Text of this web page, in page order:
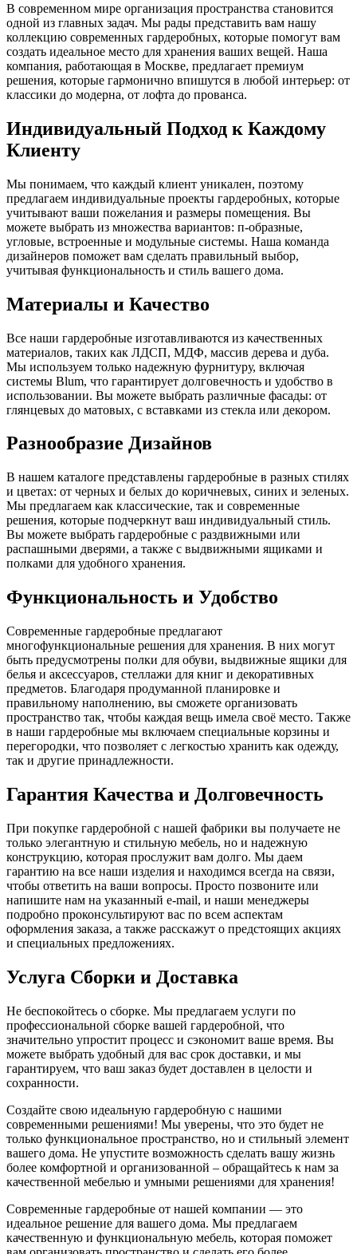
В современном мире организация пространства становится
одной из главных задач. Мы рады представить вам нашу
коллекцию современных гардеробных, которые помогут вам
создать идеальное место для хранения ваших вещей. Наша
компания, работающая в Москве, предлагает премиум
решения, которые гармонично впишутся в любой интерьер: от
классики до модерна, от лофта до прованса.
Индивидуальный Подход к Каждому
Клиенту
Мы понимаем, что каждый клиент уникален, поэтому
предлагаем индивидуальные проекты гардеробных, которые
учитывают ваши пожелания и размеры помещения. Вы
можете выбрать из множества вариантов: п-образные,
угловые, встроенные и модульные системы. Наша команда
дизайнеров поможет вам сделать правильный выбор,
учитывая функциональность и стиль вашего дома.
Материалы и Качество
Все наши гардеробные изготавливаются из качественных
материалов, таких как ЛДСП, МДФ, массив дерева и дуба.
Мы используем только надежную фурнитуру, включая
системы Blum, что гарантирует долговечность и удобство в
использовании. Вы можете выбрать различные фасады: от
глянцевых до матовых, с вставками из стекла или декором.
Разнообразие Дизайнов
В нашем каталоге представлены гардеробные в разных стилях
и цветах: от черных и белых до коричневых, синих и зеленых.
Мы предлагаем как классические, так и современные
решения, которые подчеркнут ваш индивидуальный стиль.
Вы можете выбрать гардеробные с раздвижными или
распашными дверями, а также с выдвижными ящиками и
полками для удобного хранения.
Функциональность и Удобство
Современные гардеробные предлагают
многофункциональные решения для хранения. В них могут
быть предусмотрены полки для обуви, выдвижные ящики для
белья и аксессуаров, стеллажи для книг и декоративных
предметов. Благодаря продуманной планировке и
правильному наполнению, вы сможете организовать
пространство так, чтобы каждая вещь имела своё место. Также
в наши гардеробные мы включаем специальные корзины и
перегородки, что позволяет с легкостью хранить как одежду,
так и другие принадлежности.
Гарантия Качества и Долговечность
При покупке гардеробной с нашей фабрики вы получаете не
только элегантную и стильную мебель, но и надежную
конструкцию, которая прослужит вам долго. Мы даем
гарантию на все наши изделия и находимся всегда на связи,
чтобы ответить на ваши вопросы. Просто позвоните или
напишите нам на указанный e-mail, и наши менеджеры
подробно проконсультируют вас по всем аспектам
оформления заказа, а также расскажут о предстоящих акциях
и специальных предложениях.
Услуга Сборки и Доставка
Не беспокойтесь о сборке. Мы предлагаем услуги по
профессиональной сборке вашей гардеробной, что
значительно упростит процесс и сэкономит ваше время. Вы
можете выбрать удобный для вас срок доставки, и мы
гарантируем, что ваш заказ будет доставлен в целости и
сохранности.
Создайте свою идеальную гардеробную с нашими
современными решениями! Мы уверены, что это будет не
только функциональное пространство, но и стильный элемент
вашего дома. Не упустите возможность сделать вашу жизнь
более комфортной и организованной – обращайтесь к нам за
качественной мебелью и умными решениями для хранения!
Современные гардеробные от нашей компании — это
идеальное решение для вашего дома. Мы предлагаем
качественную и функциональную мебель, которая поможет